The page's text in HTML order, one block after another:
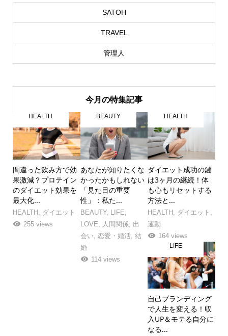
SATOH
TRAVEL
管理人
今月の特集記事
間違った飲み方で効
果激減？プロテイン
のダイエット効果を
最大化...
HEALTH,
ダイエット
255 views
HEALTH
あなたが知りたくな
かったかもしれない
「見た目の重要
性」：私た...
BEAUTY, LIFE
LOVE
人間関係
出
会い 恋愛・婚活, 結
婚
114 views
BEAUTY
ダイエット成功の鍵
は3ヶ月の継続！体
も心もリセットする
方法と...
HEALTH ダイエット
運動
164 views
HEALTH
自己ブランディング
で人生を変える！収
入UP＆モテる自分に
なる...
LIFE